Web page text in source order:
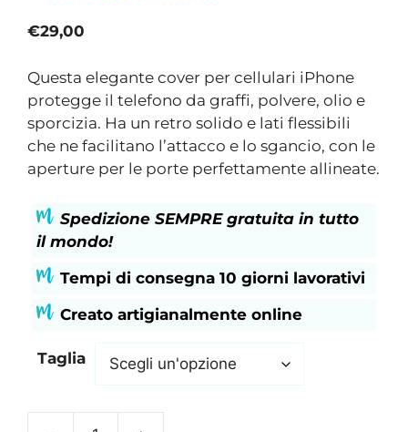
€29,00
Questa elegante cover per cellulari iPhone
protegge il telefono da graffi, polvere, olio e
sporcizia. Ha un retro solido e lati flessibili
che ne facilitano l’attacco e lo sgancio, con le
aperture per le porte perfettamente allineate.
Spedizione SEMPRE gratuita in tutto
il mondo!
Tempi di consegna 10 giorni lavorativi
Creato artigianalmente online
Taglia